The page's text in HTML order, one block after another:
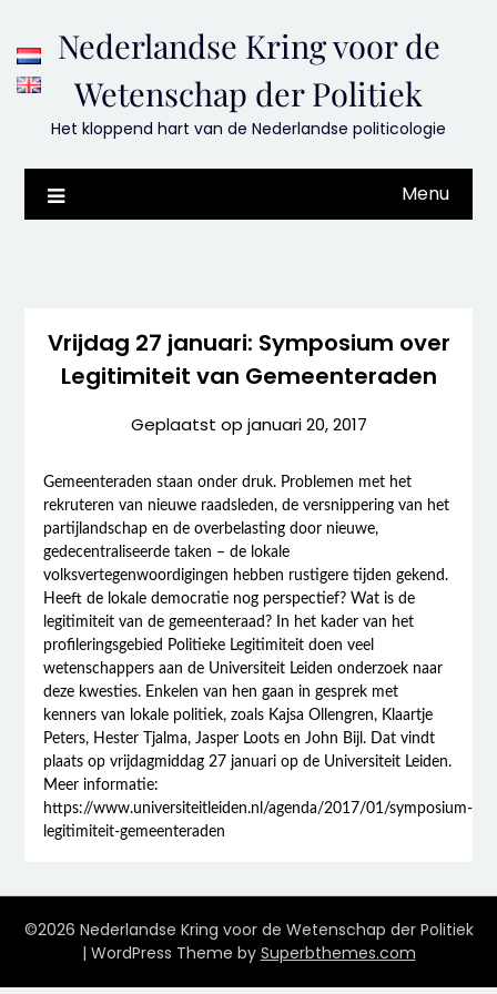
to
content
Nederlandse Kring voor de
Wetenschap der Politiek
Het kloppend hart van de Nederlandse politicologie
Menu
Vrijdag 27 januari: Symposium over
Legitimiteit van Gemeenteraden
Geplaatst op januari 20, 2017
Gemeenteraden staan onder druk. Problemen met het
rekruteren van nieuwe raadsleden, de versnippering van het
partijlandschap en de overbelasting door nieuwe,
gedecentraliseerde taken – de lokale
volksvertegenwoordigingen hebben rustigere tijden gekend.
Heeft de lokale democratie nog perspectief? Wat is de
legitimiteit van de gemeenteraad? In het kader van het
profileringsgebied Politieke Legitimiteit doen veel
wetenschappers aan de Universiteit Leiden onderzoek naar
deze kwesties. Enkelen van hen gaan in gesprek met
kenners van lokale politiek, zoals Kajsa Ollengren, Klaartje
Peters, Hester Tjalma, Jasper Loots en John Bijl. Dat vindt
plaats op vrijdagmiddag 27 januari op de Universiteit Leiden.
Meer informatie:
https://www.universiteitleiden.nl/agenda/2017/01/symposium-
legitimiteit-gemeenteraden
©2026 Nederlandse Kring voor de Wetenschap der Politiek
| WordPress Theme by Superbthemes.com